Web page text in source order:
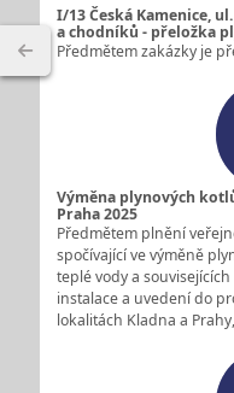
I/13 Česká Kamenice,
a chodníků - přeložka
Předmětem zakázky je
Výměna plynových
Praha 2025
Předmětem plnění
spočívající ve výměně
teplé vody a
instalace a uvedení do
lokalitách Kladna a